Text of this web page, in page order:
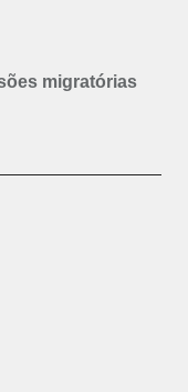
migratórias